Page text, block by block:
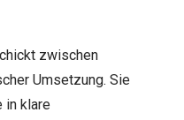
zwischen
Umsetzung. Sie
in klare